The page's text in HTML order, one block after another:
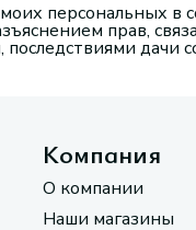
персональных в
прав,
дачи
Компания
О компании
Наши магазины